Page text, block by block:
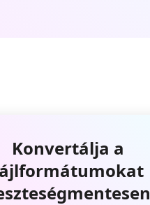
Konvertálja a